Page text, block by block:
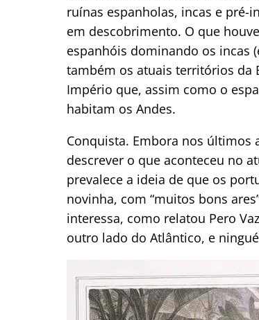
ruínas espanholas, incas e pré-
em descobrimento. O que
espanhóis dominando os incas
também os atuais territórios da
Império que, assim como o
habitam os Andes.
Conquista. Embora nos últimos
descrever o que aconteceu no
prevalece a ideia de que os
novinha, com “muitos bons
interessa, como relatou Pero
outro lado do Atlântico, e